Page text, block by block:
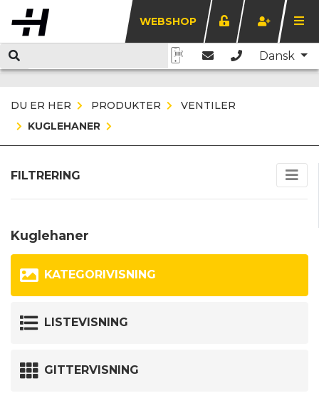
WEBSHOP
Dansk
DU ER HER PRODUKTER
VENTILER
KUGLEHANER
FILTRERING
Kuglehaner
KATEGORIVISNING
LISTEVISNING
GITTERVISNING